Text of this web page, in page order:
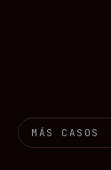
MÁS CASOS